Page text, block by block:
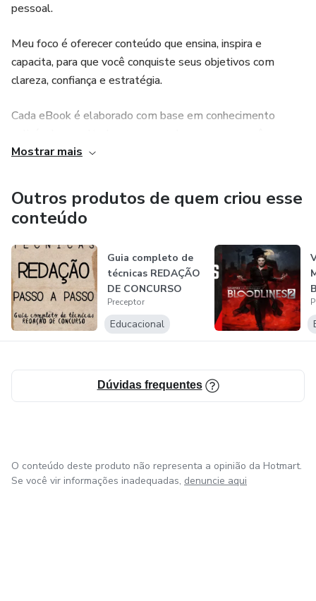
pessoal.
Meu foco é oferecer conteúdo que ensina, inspira e
capacita, para que você conquiste seus objetivos com
clareza, confiança e estratégia.
Cada eBook é elaborado com base em conhecimento
aprenda de verdade e coloque em prática o que funciona.
Seu progresso começa agora — escolha o eBook que mais
combina com seus sonhos e dê o próximo passo rumo ao
sucesso!
Mostrar mais
Outros produtos de quem criou esse
conteúdo
Guia completo de
técnicas REDAÇÃO
DE CONCURSO
Preceptor
Educacional
Dúvidas frequentes
O conteúdo deste produto não representa a opinião da Hotmart.
Se você vir informações inadequadas, denuncie aqui